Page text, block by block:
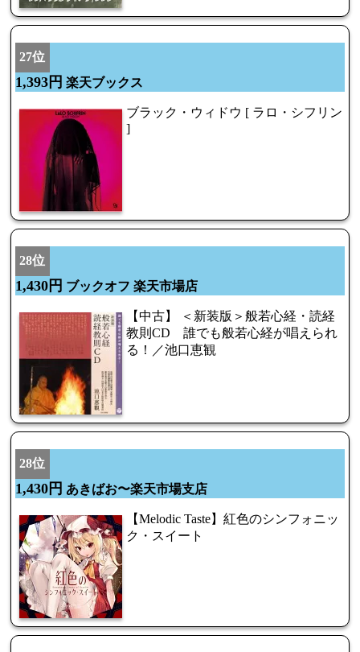
27位
1,393円 楽天ブックス
ブラック・ウィドウ [ ラロ・シフリン
]
28位
1,430円 ブックオフ 楽天市場店
【中古】 ＜新装版＞般若心経・読経
教則CD 誰でも般若心経が唱えられ
る！／池口恵観
28位
1,430円 あきばお〜楽天市場支店
【Melodic Taste】紅色のシンフォニッ
ク・スイート